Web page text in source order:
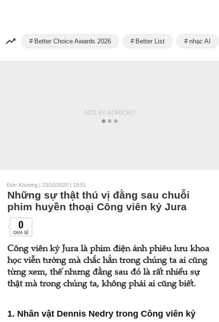
Better Choice Awards 2026 Better List nhạc AI
Đức Khương | 23/10/2020 | 19:51
Những sự thật thú vị đằng sau chuỗi
phim huyền thoại Công viên kỷ Jura
0
CHIA SẺ
Công viên kỷ Jura là phim điện ảnh phiêu lưu khoa
học viễn tưởng mà chắc hẳn trong chúng ta ai cũng
từng xem, thế nhưng đằng sau đó là rất nhiều sự
thật mà trong chúng ta, không phải ai cũng biết.
1. Nhân vật Dennis Nedry trong Công viên kỷ